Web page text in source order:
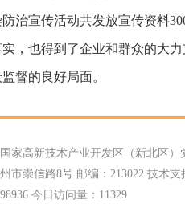
治宣传活动共发放宣传资料
，也得到了企业和群众的大
督的良好局面。
家高新技术产业开发区（新北区）
市崇信路8号 邮编：213022 技术支
今日访问量： 11329